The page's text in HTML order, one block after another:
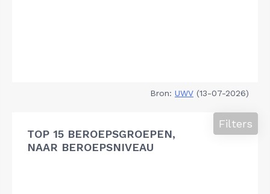
Bron: UWV (13-07-2026)
TOP 15 BEROEPSGROEPEN,
NAAR BEROEPSNIVEAU
Filters